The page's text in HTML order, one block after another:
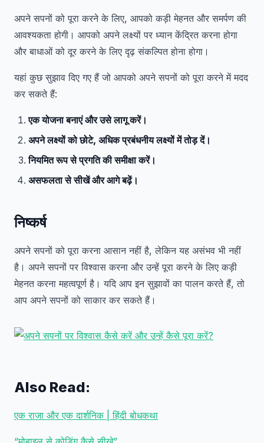
अपने सपनों को पूरा करने के लिए, आपको कड़ी मेहनत और समर्पण की
आवश्यकता होगी। आपको अपने लक्ष्यों पर ध्यान केंद्रित करना होगा
और बाधाओं को दूर करने के लिए दृढ़ संकल्पित होना होगा।
यहां कुछ सुझाव दिए गए हैं जो आपको अपने सपनों को पूरा करने में मदद
कर सकते हैं:
एक योजना बनाएं और उसे लागू करें।
अपने लक्ष्यों को छोटे, अधिक प्रबंधनीय लक्ष्यों में तोड़ दें।
नियमित रूप से प्रगति की समीक्षा करें।
असफलता से सीखें और आगे बढ़ें।
निष्कर्ष
अपने सपनों को पूरा करना आसान नहीं है, लेकिन यह असंभव भी नहीं
है। अपने सपनों पर विश्वास करना और उन्हें पूरा करने के लिए कड़ी
मेहनत करना महत्वपूर्ण है। यदि आप इन सुझावों का पालन करते हैं, तो
आप अपने सपनों को साकार कर सकते हैं।
Also Read:
एक राजा और एक दार्शनिक | हिंदी बोधकथा